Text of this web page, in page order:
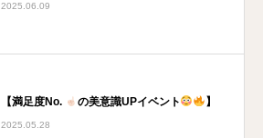
2025.06.09
【満足度No. の美意識UPイベント 】
2025.05.28